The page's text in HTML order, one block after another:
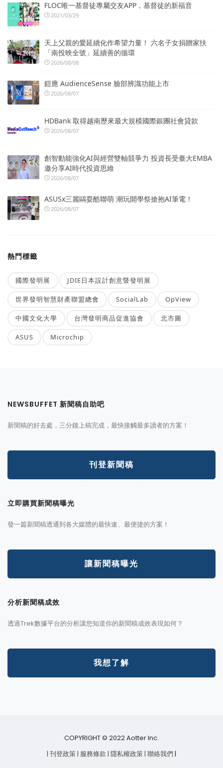
FLOC唯一基督徒專屬交友APP，基督徒的新福音
2021/03/29
天上父親的愛延續化作希望力量！ 六名子女捐贈家扶
「南投映全號」延續善的循環
2026/08/08
鎧應 AudienceSense 臉部辨識功能上市
2026/08/07
HDBank 取得越南歷來最大規模國際銀團社會貸款
2026/08/07
創智動能強化AI與經營雙軸競爭力 投資長受臺大EMBA
邀分享AI時代投資思維
2026/08/07
ASUSx三麗鷗耍酷聯萌 潮玩開學祭搶抱AI筆電！
2026/08/07
熱門標籤
國際發明展 JDIE日本設計創意暨發明展
世界發明智慧財產聯盟總會 SocialLab OpView
中國文化大學 台灣發明商品促進協會 北市圖
ASUS Microchip
NEWSBUFFET 新聞稿自助吧
新聞稿的好去處，三分鐘上稿完成，最快接觸最多讀者的方案！
刊登新聞稿
立即購買新聞稿曝光
發一篇新聞稿透通到各大媒體的最快速、最便捷的方案！
讓新聞稿曝光
分析新聞稿成效
透過Trek數據平台的分析讓您知道你的新聞稿成效表現如何？
我想了解
COPYRIGHT © 2022 Aotter Inc.
| 刊登政策| 服務條款| 隱私權政策| 聯絡我們 |